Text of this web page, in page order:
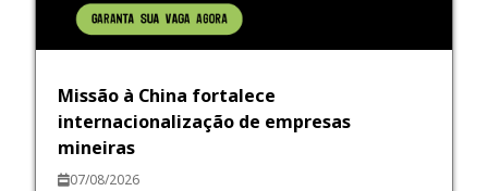
Missão à China fortalece
internacionalização de empresas
mineiras
07/08/2026